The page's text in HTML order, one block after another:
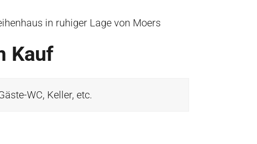
in ruhiger Lage von Moers
Kauf
WC, Keller, etc.